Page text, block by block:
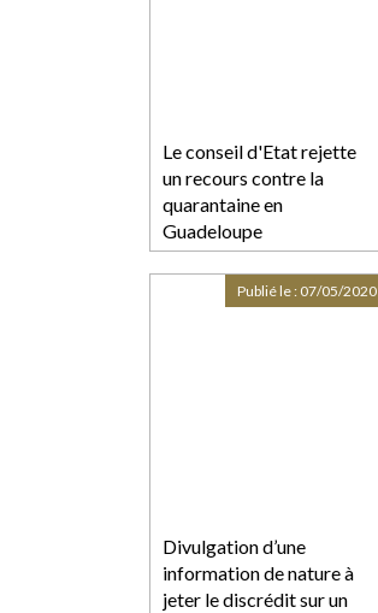
Le conseil d'Etat rejette
un recours contre la
quarantaine en
Guadeloupe
Divulgation d’une
information de nature à
jeter le discrédit sur un
Publié le : 07/05/2020